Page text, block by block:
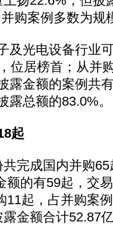
购案例多数为规
光电设备行业
位居榜首；从并
露金额的案例共
露总额的83.0%。
起
成国内并购65
额的有59起，交
11起，占并购案
金额合计52.87